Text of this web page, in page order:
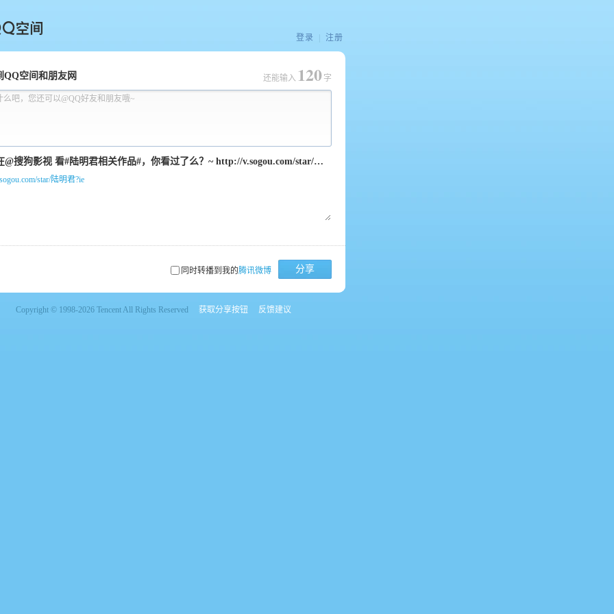
间
登录 注册
QQ空间和朋友网
么吧，您还可以@QQ好友和朋友哦~
还能输入 120 字
star/陆明君?ie
同时转播到我的腾讯微博 分享
Copyright © 1998-2026 Tencent All Rights Reserved 获取分享按钮 反馈建议